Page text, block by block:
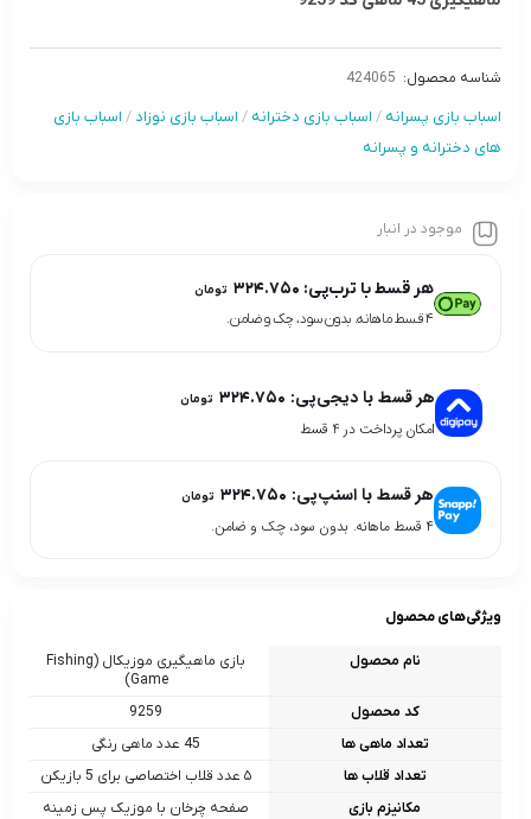
شناسه محصول: 424065
اسباب بازی پسرانه / اسباب بازی دخترانه / اسباب بازی نوزاد / اسباب بازی
های دخترانه و پسرانه
موجود در انبار
هر قسط با ترب‌پی: ۳۲۴.۷۵۰ تومان
۴ قسط ماهانه. بدون سود، چک و ضامن.
هر قسط با دیجی‌پی: ۳۲۴.۷۵۰ تومان
امکان پرداخت در 4 قسط
هر قسط با اسنپ‌پی: ۳۲۴.۷۵۰ تومان
۴ قسط ماهانه. بدون سود، چک و ضامن.
ویژگی‌های محصول
نام محصول
بازی ماهیگیری موزیکال (Fishing
Game)
کد محصول
9259
تعداد ماهی ها
45 عدد ماهی رنگی
تعداد قلاب ها
۵ عدد قلاب اختصاصی برای 5 بازیکن
مکانیزم بازی
صفحه چرخان با موزیک پس‌ زمینه